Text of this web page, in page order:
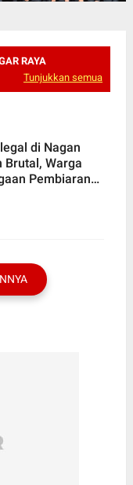
RAYA
Tunjukkan semua
di Nagan
Brutal, Warga
Pembiaran